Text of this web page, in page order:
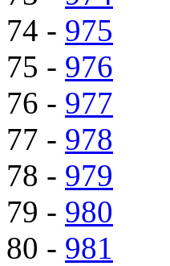
74 - 975
75 - 976
76 - 977
77 - 978
78 - 979
79 - 980
80 - 981